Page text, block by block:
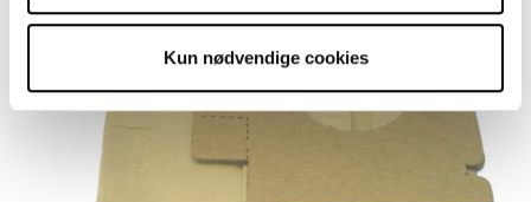
Kun nødvendige cookies